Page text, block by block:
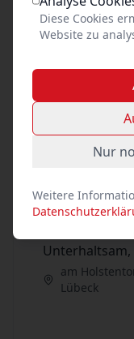
am
Lübeck
am
Lübeck
Diese Cookies
Website zu
Nur
Weitere